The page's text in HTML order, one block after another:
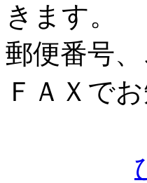
きます。
郵便番号
ＦＡＸで